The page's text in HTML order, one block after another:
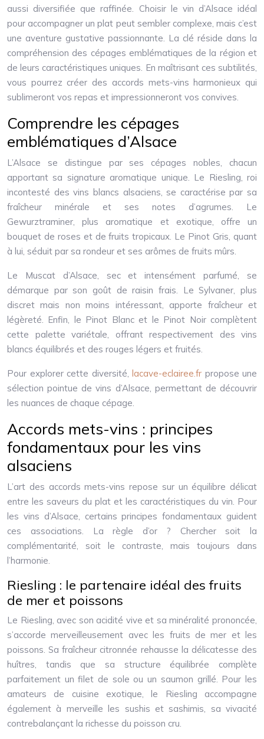
aussi diversifiée que raffinée. Choisir le vin d’Alsace idéal
pour accompagner un plat peut sembler complexe, mais c’est
une aventure gustative passionnante. La clé réside dans la
compréhension des cépages emblématiques de la région et
de leurs caractéristiques uniques. En maîtrisant ces subtilités,
vous pourrez créer des accords mets-vins harmonieux qui
sublimeront vos repas et impressionneront vos convives.
Comprendre les cépages
emblématiques d’Alsace
L’Alsace se distingue par ses cépages nobles, chacun
apportant sa signature aromatique unique. Le Riesling, roi
incontesté des vins blancs alsaciens, se caractérise par sa
fraîcheur minérale et ses notes d’agrumes. Le
Gewurztraminer, plus aromatique et exotique, offre un
bouquet de roses et de fruits tropicaux. Le Pinot Gris, quant
à lui, séduit par sa rondeur et ses arômes de fruits mûrs.
Le Muscat d’Alsace, sec et intensément parfumé, se
démarque par son goût de raisin frais. Le Sylvaner, plus
discret mais non moins intéressant, apporte fraîcheur et
légèreté. Enfin, le Pinot Blanc et le Pinot Noir complètent
cette palette variétale, offrant respectivement des vins
blancs équilibrés et des rouges légers et fruités.
Pour explorer cette diversité, lacave-eclairee.fr propose une
sélection pointue de vins d’Alsace, permettant de découvrir
les nuances de chaque cépage.
Accords mets-vins : principes
fondamentaux pour les vins
alsaciens
L’art des accords mets-vins repose sur un équilibre délicat
entre les saveurs du plat et les caractéristiques du vin. Pour
les vins d’Alsace, certains principes fondamentaux guident
ces associations. La règle d’or ? Chercher soit la
complémentarité, soit le contraste, mais toujours dans
l’harmonie.
Riesling : le partenaire idéal des fruits
de mer et poissons
Le Riesling, avec son acidité vive et sa minéralité prononcée,
s’accorde merveilleusement avec les fruits de mer et les
poissons. Sa fraîcheur citronnée rehausse la délicatesse des
huîtres, tandis que sa structure équilibrée complète
parfaitement un filet de sole ou un saumon grillé. Pour les
amateurs de cuisine exotique, le Riesling accompagne
également à merveille les sushis et sashimis, sa vivacité
contrebalançant la richesse du poisson cru.